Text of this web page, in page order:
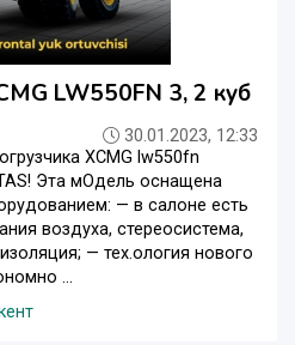
LW550FN 3, 2 куб
30.01.2023, 12:33
XCMG lw550fn
Эта мОдель оснащена
— в салоне есть
воздуха, стереосистема,
— тех.ология нового
...